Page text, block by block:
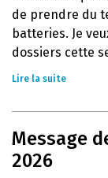
de prendre du
batteries. Je
dossiers cette
Lire la suite
Message
2026